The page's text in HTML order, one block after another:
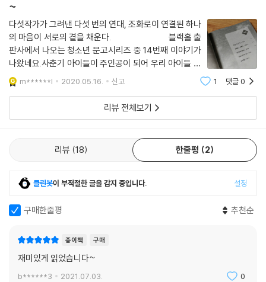
~
다섯작가가 그려낸 다섯 번의 연대, 조화로이 연결된 하나
의 마음이 서로의 곁을 채운다. 블랙홀 출
판사에서 나오는 청소년 문고시리즈 중 14번째 이야기가
나왔네요.사춘기 아이들이 주인공이 되어 우리 아이들 일
상에서 일어날법한 이야기들...혹은 상상할법한 일들을 주
제로 다섯작가가 다섯개의 이야기를 풀어줍니다.14번째
앙상블에는 은모든. 정명섭, 정은,
m******l 2020.05.16. 신고 1 댓글0
리뷰 전체보기
리뷰 18 한줄평 2
클린봇이 부적절한 글을 감지 중입니다. 설정
구매한줄평 추천순
종이책 구매
재미있게 읽었습니다~
b******3 2021.07.03. 0